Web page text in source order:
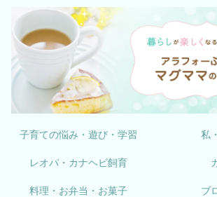
子育ての悩み・遊び・学習 私
レオパ・カナヘビ飼育
料理・お弁当・お菓子 ブ